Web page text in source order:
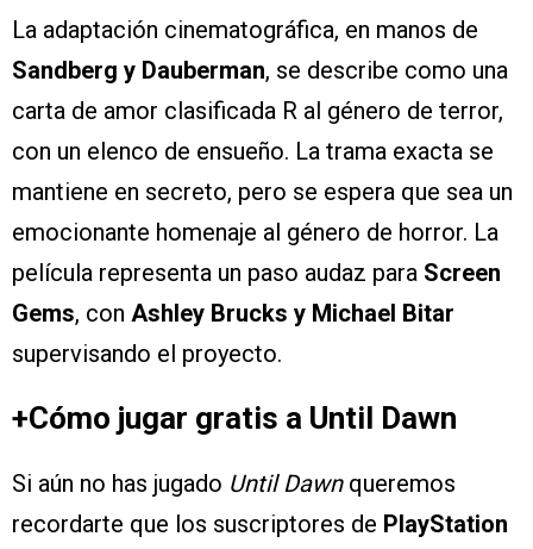
La adaptación cinematográfica, en manos de
Sandberg y Dauberman, se describe como una
carta de amor clasificada R al género de terror,
con un elenco de ensueño. La trama exacta se
mantiene en secreto, pero se espera que sea un
emocionante homenaje al género de horror. La
película representa un paso audaz para Screen
Gems, con Ashley Brucks y Michael Bitar
supervisando el proyecto.
+Cómo jugar gratis a Until Dawn
Si aún no has jugado Until Dawnqueremos
recordarte que los suscriptores de PlayStation